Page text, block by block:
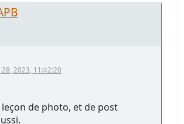
28, 2023, 11:42:20
leçon de photo, et de post